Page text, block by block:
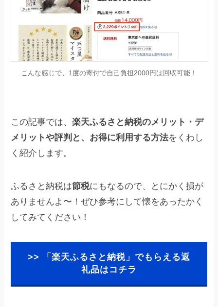
こんな感じで、1度の寄付で自己負担2000円は回収可能！
この記事では、楽天ふるさと納税のメリット・デ
メリットや評判と、お得に利用する方法をくわし
く紹介します。
ふるさと納税は節税にもなるので、とにかく損が
ありませんよ〜！ぜひ参考にして懐をあったかく
してみてください！
>> 「楽天ふるさと納税」でもらえる返
礼品はコチラ